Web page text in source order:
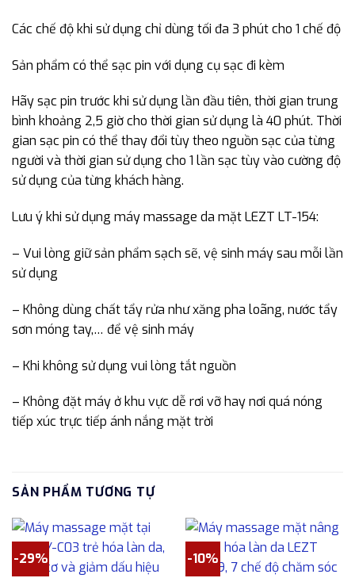
Các chế độ khi sử dụng chỉ dùng tối đa 3 phút cho 1 chế độ
Sản phẩm có thể sạc pin với dụng cụ sạc đi kèm
Hãy sạc pin trước khi sử dụng lần đầu tiên, thời gian trung
bình khoảng 2,5 giờ cho thời gian sử dụng là 40 phút. Thời
gian sạc pin có thể thay đổi tùy theo nguồn sạc của từng
người và thời gian sử dụng cho 1 lần sạc tùy vào cường độ
sử dụng của từng khách hàng.
Lưu ý khi sử dụng máy massage da mặt LEZT LT-154:
– Vui lòng giữ sản phẩm sạch sẽ, vệ sinh máy sau mỗi lần
sử dụng
– Không dùng chất tẩy rửa như xăng pha loãng, nước tẩy
sơn móng tay,… để vệ sinh máy
– Khi không sử dụng vui lòng tắt nguồn
– Không đặt máy ở khu vực dễ rơi vỡ hay nơi quá nóng
tiếp xúc trực tiếp ánh nắng mặt trời
SẢN PHẨM TƯƠNG TỰ
-29% -10%